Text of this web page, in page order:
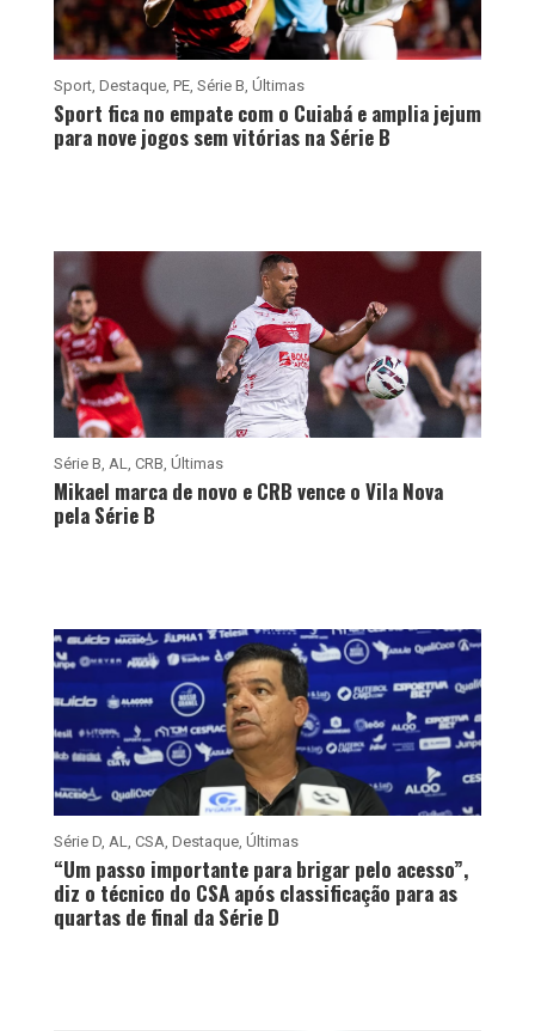
Sport, Destaque, PE, Série B Últimas
Sport fica no empate com o Cuiabá e amplia jejum
para nove jogos sem vitórias na Série B
Série B AL CRB Últimas
Mikael marca de novo e CRB vence o Vila Nova
pela Série B
Série D, AL CSA Destaque, Últimas
“Um passo importante para brigar pelo acesso”,
diz o técnico do CSA após classificação para as
quartas de final da Série D